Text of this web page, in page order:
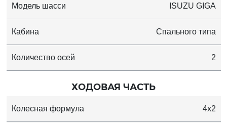
Модель шасси ISUZU GIGA
Кабина Спального типа
Количество осей 2
ХОДОВАЯ ЧАСТЬ
Колесная формула 4x2